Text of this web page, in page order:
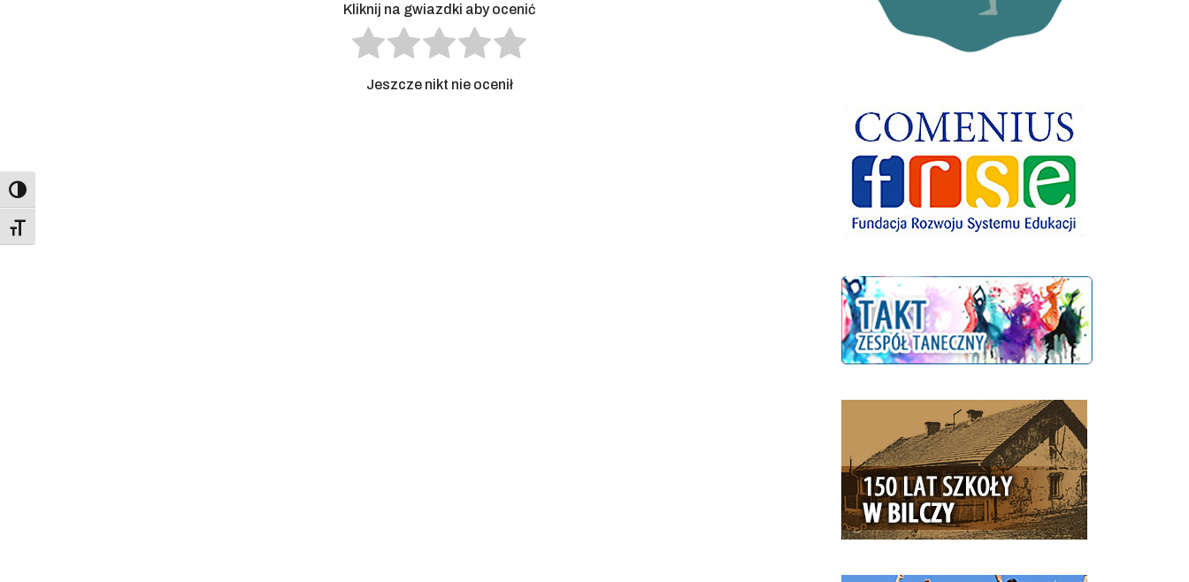
Toggle High Contrast
Toggle Font size
Kliknij na gwiazdki aby ocenić
Jeszcze nikt nie ocenił